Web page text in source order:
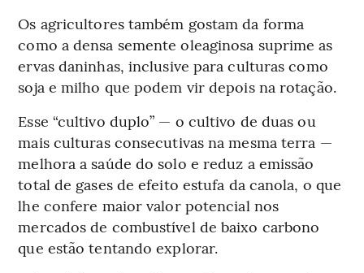
Os agricultores também gostam da forma
como a densa semente oleaginosa suprime as
ervas daninhas, inclusive para culturas como
soja e milho que podem vir depois na rotação.
Esse “cultivo duplo” — o cultivo de duas ou
mais culturas consecutivas na mesma terra —
melhora a saúde do solo e reduz a emissão
total de gases de efeito estufa da canola, o que
lhe confere maior valor potencial nos
mercados de combustível de baixo carbono
que estão tentando explorar.